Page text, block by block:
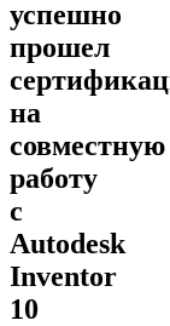
успешно
прошел
на
совместную
работу
с
Autodesk
Inventor
10